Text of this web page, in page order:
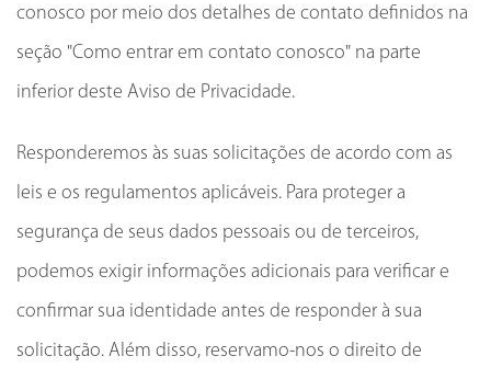
conosco por meio dos detalhes de contato definidos na
seção "Como entrar em contato conosco" na parte
inferior deste Aviso de Privacidade.
Responderemos às suas solicitações de acordo com as
leis e os regulamentos aplicáveis. Para proteger a
segurança de seus dados pessoais ou de terceiros,
podemos exigir informações adicionais para verificar e
confirmar sua identidade antes de responder à sua
solicitação. Além disso, reservamo-nos o direito de